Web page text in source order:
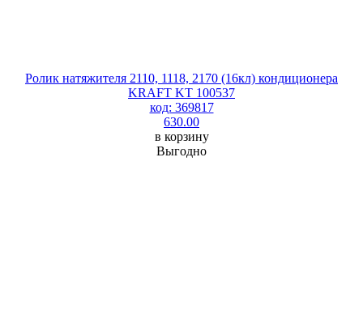
Ролик натяжителя 2110, 1118, 2170 (16кл) кондиционера
KRAFT KT 100537
код: 369817
630.00
в корзину
Выгодно